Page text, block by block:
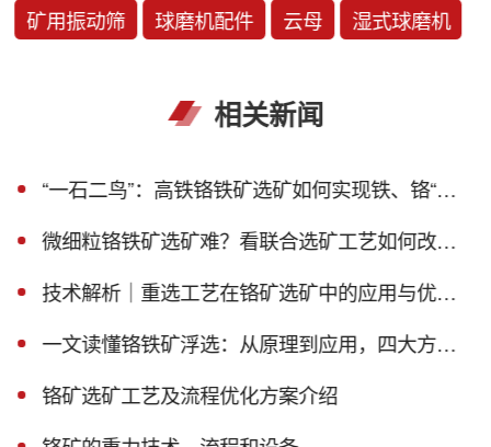
矿用振动筛 球磨机配件 云母 湿式球磨机
相关新闻
“一石二鸟”：高铁铬铁矿选矿如何实现铁、铬“双丰收”？
微细粒铬铁矿选矿难？看联合选矿工艺如何改善！
技术解析｜重选工艺在铬矿选矿中的应用与优势！
一文读懂铬铁矿浮选：从原理到应用，四大方法适配不同矿石禀赋
铬矿选矿工艺及流程优化方案介绍